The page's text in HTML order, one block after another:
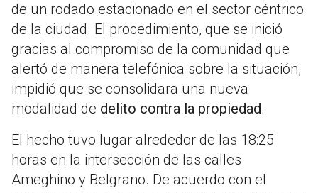
de un rodado estacionado en el sector céntrico
de la ciudad. El procedimiento, que se inició
gracias al compromiso de la comunidad que
alertó de manera telefónica sobre la situación,
impidió que se consolidara una nueva
modalidad de delito contra la propiedad.
El hecho tuvo lugar alrededor de las 18:25
horas en la intersección de las calles
Ameghino y Belgrano. De acuerdo con el